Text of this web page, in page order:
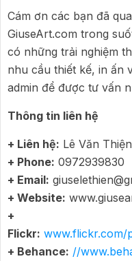
Cám ơn các bạn đã
GiuseArt.com trong
có những trải nghiệm
nhu cầu thiết kế, in ấn
admin để được tư vấn
Thông tin liên hệ
+ Liên hệ: Lê Văn Thiện
+ Phone: 0972939830
+ Email:
+ Website:
+
Flickr: www.flickr.com/
+ Behance: //